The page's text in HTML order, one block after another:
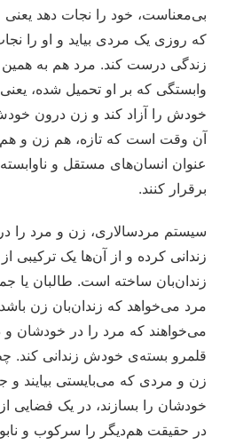
بی‌معناست، خود را نجات دهد یعنی
که روزی یک مردی بیاید و او را
زندگی درست کند. مرد هم به همین
وابستگی که بر او تحمیل شده،
خودش را آزاد کند و زن درون
آن وقت است که تازه، هم زن و هم
عنوان انسان‌های مستقل و ناوابسته
برقرار کنند.
سیستم مردسالاری، زن و مرد را
زندانی کرده و از آن‌ها یک ترکیبی
زندان‌بان ساخته است. طالبان یا
مرد می‌خواهد که زندان‌بان زن باشد
می‌خواهند که مرد را در خودشان و
قلمرو بسته‌ی خودش زندانی
زن و مردی که می‌بایستی بیایند و
خودشان را بسازند، در یک فضایی
در حقیقت هم‌دیگر را سرکوب و